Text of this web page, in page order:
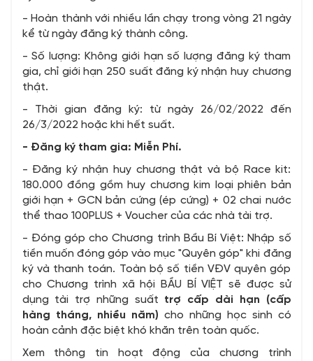
- Hoàn thành với nhiều lần chạy trong vòng 21 ngày
kể từ ngày đăng ký thành công.
- Số lượng: Không giới hạn số lượng đăng ký tham
gia, chỉ giới hạn 250 suất đăng ký nhận huy chương
thật.
- Thời gian đăng ký: từ ngày 26/02/2022 đến
26/3/2022 hoặc khi hết suất.
- Đăng ký tham gia: Miễn Phí.
- Đăng ký nhận huy chương thật và bộ Race kit:
180.000 đồng gồm huy chương kim loại phiên bản
giới hạn + GCN bản cứng (ép cứng) + 02 chai nước
thể thao 100PLUS + Voucher của các nhà tài trợ.
- Đóng góp cho Chương trình Bầu Bí Việt: Nhập số
tiền muốn đóng góp vào mục "Quyên góp" khi đăng
ký và thanh toán. Toàn bộ số tiền VĐV quyên góp
cho Chương trình xã hội BẦU BÍ VIỆT sẽ được sử
dụng tài trợ những suất trợ cấp dài hạn (cấp
hàng tháng, nhiều năm) cho những học sinh có
hoàn cảnh đặc biệt khó khăn trên toàn quốc.
Xem thông tin hoạt động của chương trình